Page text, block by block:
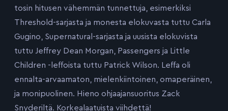
tosin hitusen vähemmän tunnettuja, esimerkiksi
Threshold-sarjasta ja monesta elokuvasta tuttu Carla
Gugino, Supernatural-sarjasta ja uusista elokuvista
tuttu Jeffrey Dean Morgan, Passengers ja Little
Children -leffoista tuttu Patrick Wilson. Leffa oli
ennalta-arvaamaton, mielenkiintoinen, omaperäinen,
ja monipuolinen. Hieno ohjaajansuoritus Zack
Snyderiltä. Korkealaatuista viihdettä!